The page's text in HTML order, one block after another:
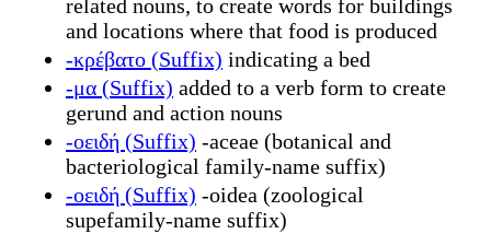
related nouns, to create words for buildings
and locations where that food is produced
-κρέβατο (Suffix) indicating a bed
-μα (Suffix) added to a verb form to create
gerund and action nouns
-οειδή (Suffix) -aceae (botanical and
bacteriological family-name suffix)
-οειδή (Suffix) -oidea (zoological
supefamily-name suffix)